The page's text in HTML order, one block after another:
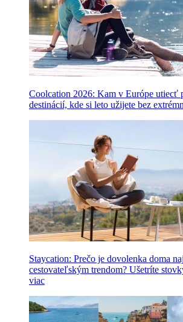
Coolcation 2026: Kam v Európe utiecť
destinácií, kde si leto užijete bez
Staycation: Prečo je dovolenka doma
cestovateľským trendom? Ušetríte
viac